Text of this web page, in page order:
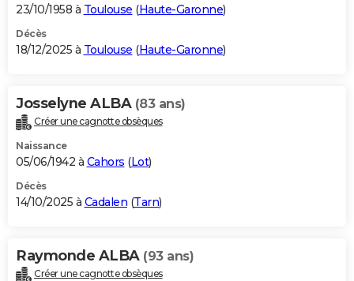
23/10/1958 à Toulouse (Haute-Garonne)
Décès
18/12/2025 à Toulouse (Haute-Garonne)
Josselyne ALBA (83 ans)
Créer une cagnotte obsèques
Naissance
05/06/1942 à Cahors (Lot)
Décès
14/10/2025 à Cadalen (Tarn)
Raymonde ALBA (93 ans)
Créer une cagnotte obsèques